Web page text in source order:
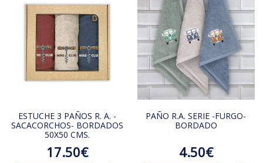
ESTUCHE 3 PAÑOS R. A. -
SACACORCHOS- BORDADOS
50X50 CMS.
17.50€
PAÑO R.A. SERIE -FURGO-
BORDADO
4.50€